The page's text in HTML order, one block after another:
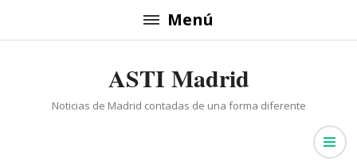
al
Menú
ASTI Madrid
Noticias de Madrid contadas de una forma diferente